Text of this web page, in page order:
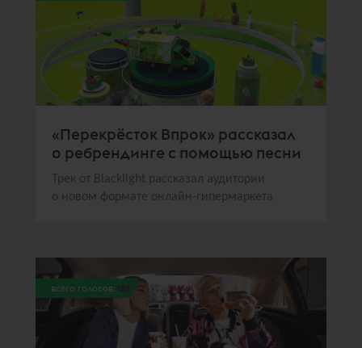
«Перекрёсток Впрок» рассказал
о ребрендинге с помощью песни
Трек от Blacklight рассказал аудитории
о новом формате онлайн-гипермаркета
всего голосов: 122